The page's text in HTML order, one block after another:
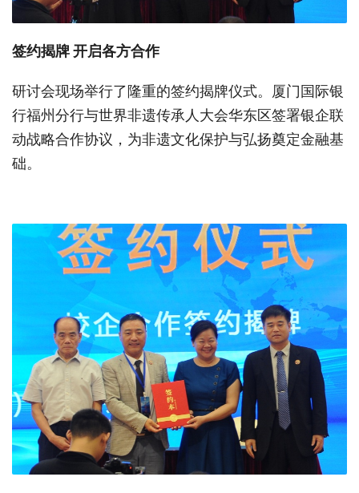
签约揭牌开启各方合作
研讨会现场举行了隆重的签约揭牌仪式。厦门国际银
行福州分行与世界非遗传承人大会华东区签署银企联
动战略合作协议，为非遗文化保护与弘扬奠定金融基
础。